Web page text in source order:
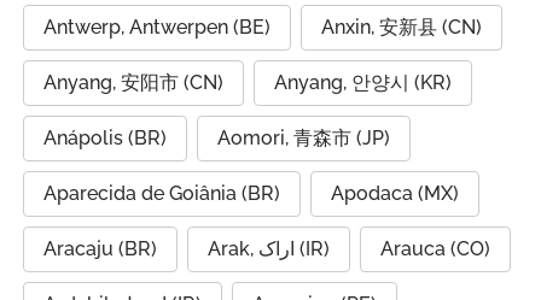
Antwerp, Antwerpen (BE) Anxin, 安新县 (CN)
Anyang, 安阳市 (CN) Anyang, 안양시 (KR)
Anápolis (BR) Aomori, 青森市 (JP)
Aparecida de Goiânia (BR) Apodaca (MX)
Aracaju (BR) Arak, اراک (IR) Arauca (CO)